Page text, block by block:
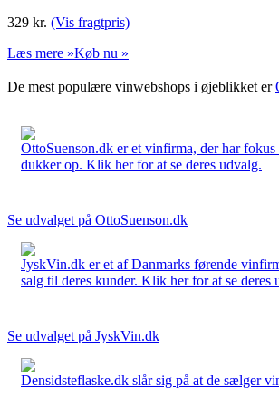
329 kr. (Vis fragtpris)
Læs mere »Køb nu »
De mest populære vinwebshops i øjeblikket er
OttoSuenson.dk er et vinfirma, der har
dukker op. Klik her for at se deres udvalg.
Se udvalget på OttoSuenson.dk
JyskVin.dk er et af Danmarks førende
salg til deres kunder. Klik her for at se deres
Se udvalget på JyskVin.dk
Densidsteflaske.dk slår sig på at de sælger